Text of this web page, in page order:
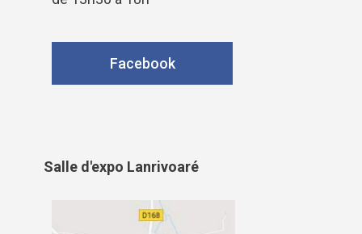
Facebook
Salle d'expo Lanrivoaré